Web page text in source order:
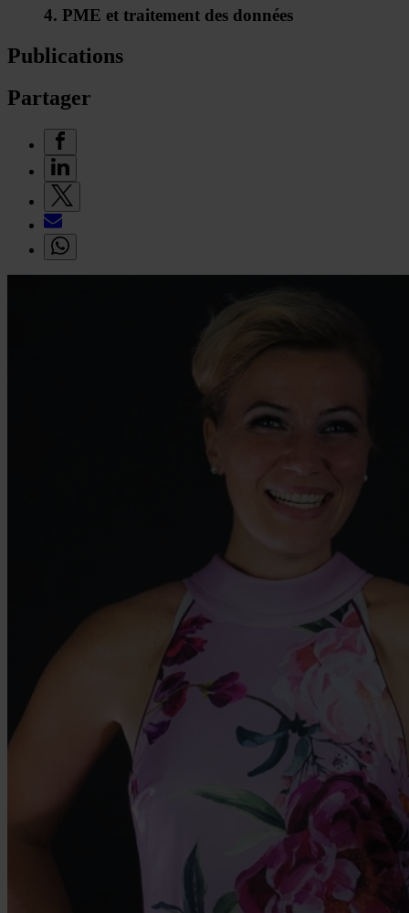
4. PME et traitement des données
Publications
Partager